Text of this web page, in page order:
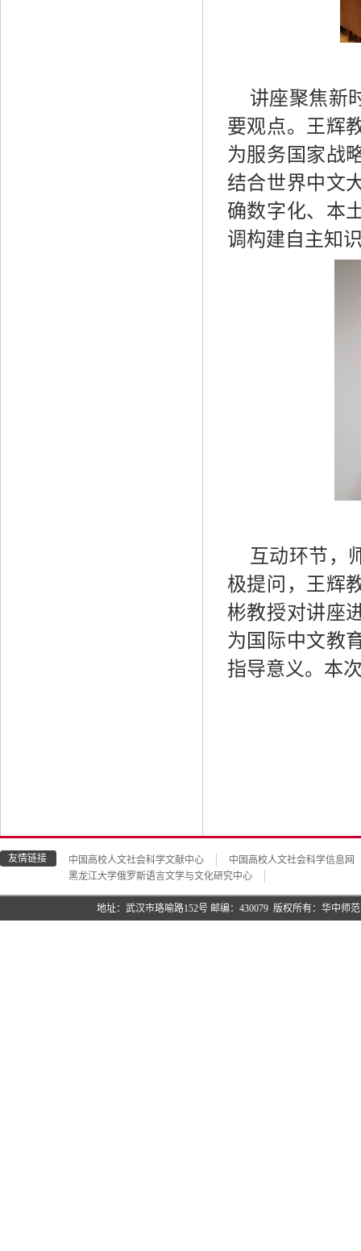
讲座聚焦新
要观点。王辉
为服务国家战
结合世界中文
确数字化、本
调构建自主知
互动环节，
极提问，王辉
彬教授对讲座
为国际中文教
指导意义。本
友情链接 中国高校人文社会科学文献中心
中国高校人文社会科学信息网
黑龙江大学俄罗斯语言文学与文化研究中心
地址：武汉市珞喻路152号 邮编：430079 版权所有：华中师